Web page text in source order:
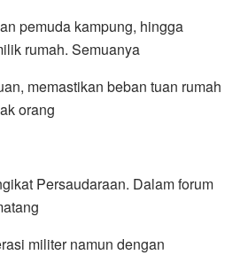
pemuda kampung, hingga
rumah. Semuanya
memastikan beban tuan rumah
orang
Persaudaraan. Dalam forum
militer namun dengan